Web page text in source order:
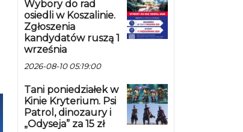
Wybory do rad
osiedli w Koszalinie.
Zgłoszenia
kandydatów ruszą 1
września
2026-08-10 05:19:00
Tani poniedziałek w
Kinie Kryterium. Psi
Patrol, dinozaury i
„Odyseja” za 15 zł